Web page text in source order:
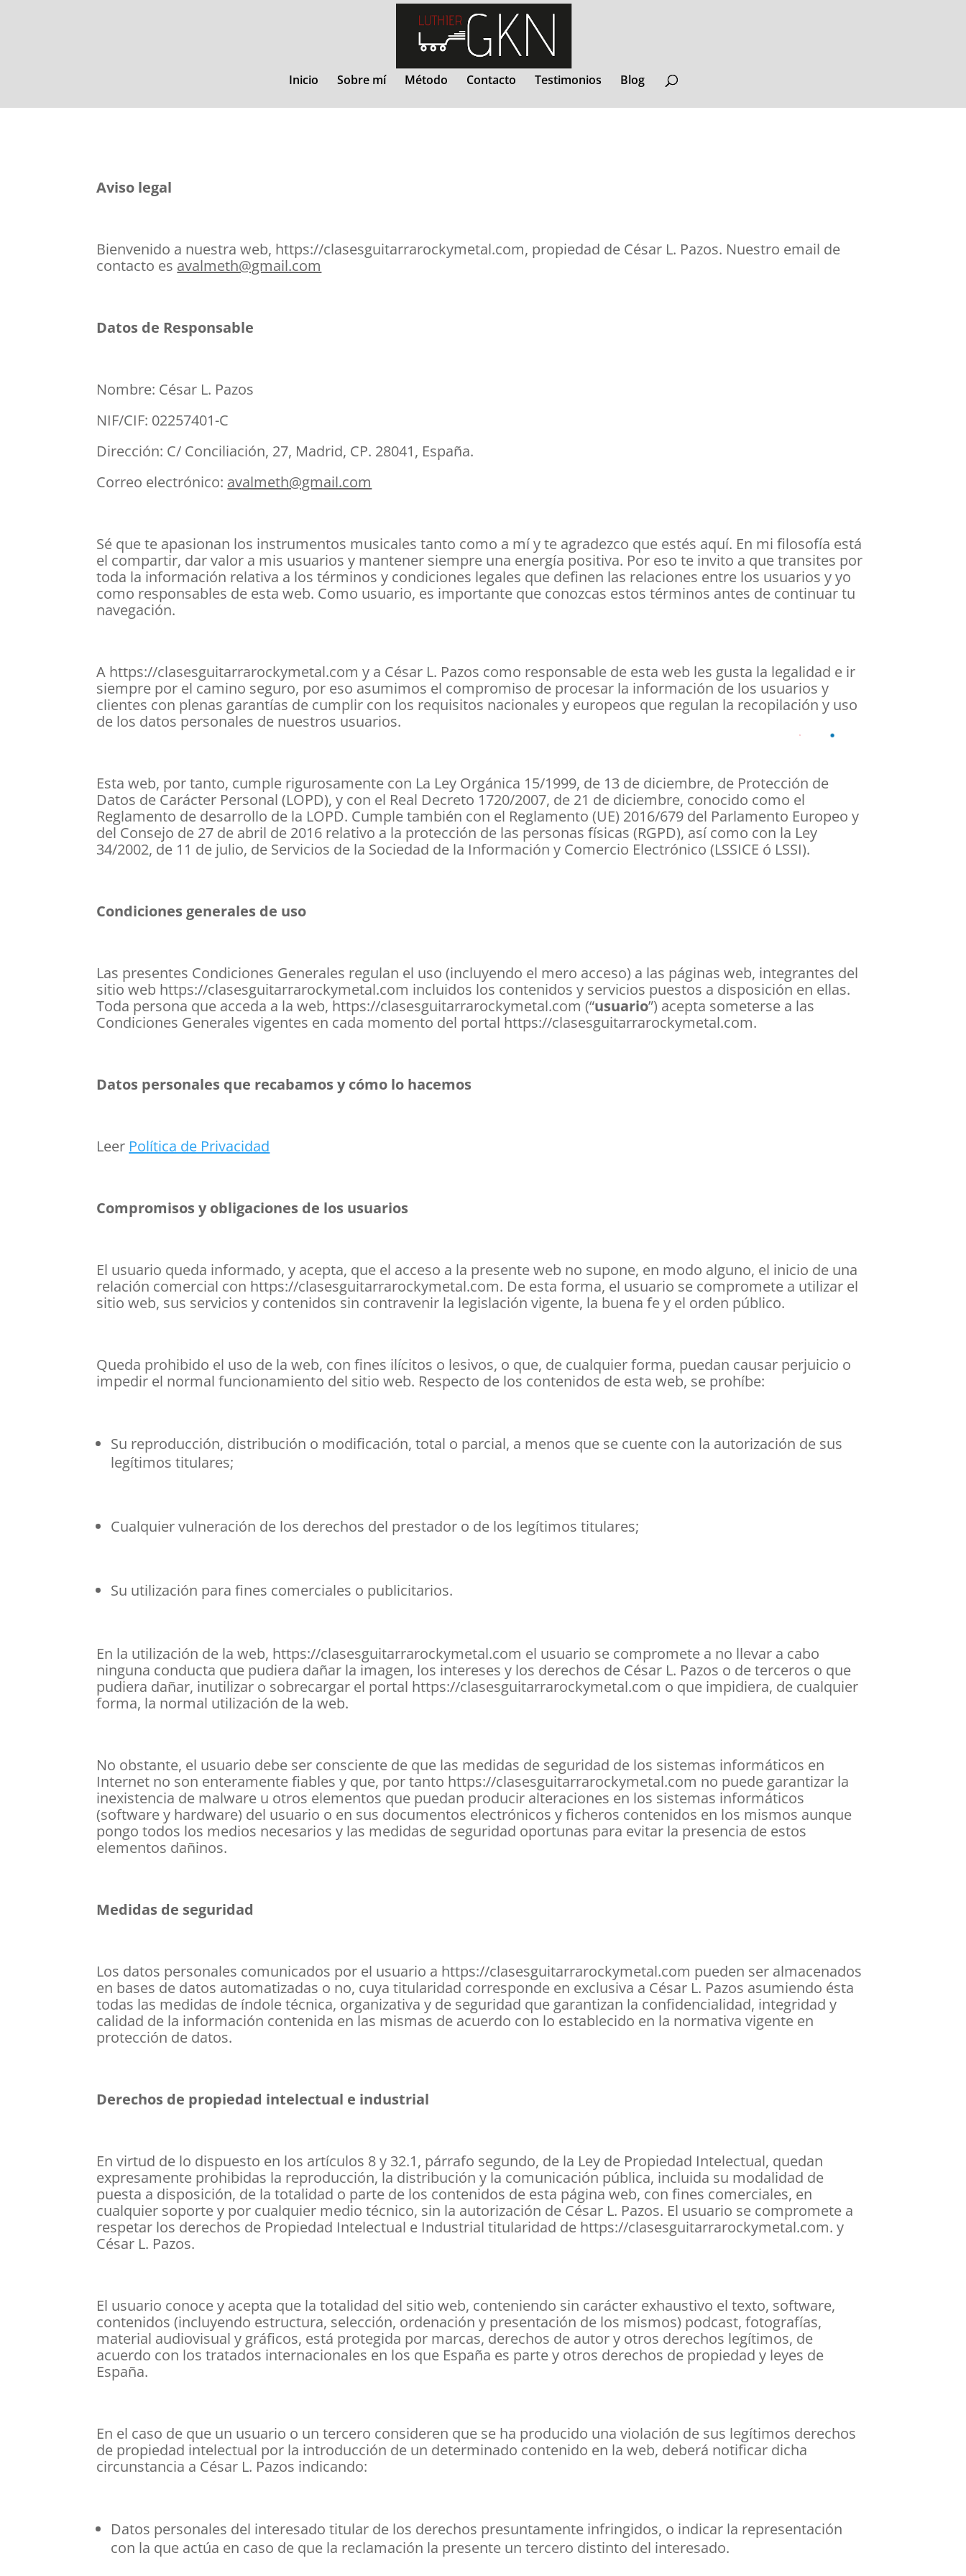
Inicio Sobre mí Método Contacto Testimonios Blog
Aviso legal
Bienvenido a nuestra web, https://clasesguitarrarockymetal.com, propiedad de César L. Pazos. Nuestro email de
contacto es avalmeth@gmail.com
Datos de Responsable
Nombre: César L. Pazos
NIF/CIF: 02257401-C
Dirección: C/ Conciliación, 27, Madrid, CP. 28041, España.
Correo electrónico: avalmeth@gmail.com
Sé que te apasionan los instrumentos musicales tanto como a mí y te agradezco que estés aquí. En mi filosofía está
el compartir, dar valor a mis usuarios y mantener siempre una energía positiva. Por eso te invito a que transites por
toda la información relativa a los términos y condiciones legales que definen las relaciones entre los usuarios y yo
como responsables de esta web. Como usuario, es importante que conozcas estos términos antes de continuar tu
navegación.
A https://clasesguitarrarockymetal.com y a César L. Pazos como responsable de esta web les gusta la legalidad e ir
siempre por el camino seguro, por eso asumimos el compromiso de procesar la información de los usuarios y
clientes con plenas garantías de cumplir con los requisitos nacionales y europeos que regulan la recopilación y uso
de los datos personales de nuestros usuarios.
Esta web, por tanto, cumple rigurosamente con La Ley Orgánica 15/1999, de 13 de diciembre, de Protección de
Datos de Carácter Personal (LOPD), y con el Real Decreto 1720/2007, de 21 de diciembre, conocido como el
Reglamento de desarrollo de la LOPD. Cumple también con el Reglamento (UE) 2016/679 del Parlamento Europeo y
del Consejo de 27 de abril de 2016 relativo a la protección de las personas físicas (RGPD), así como con la Ley
34/2002, de 11 de julio, de Servicios de la Sociedad de la Información y Comercio Electrónico (LSSICE ó LSSI).
Condiciones generales de uso
Las presentes Condiciones Generales regulan el uso (incluyendo el mero acceso) a las páginas web, integrantes del
sitio web https://clasesguitarrarockymetal.com incluidos los contenidos y servicios puestos a disposición en ellas.
Toda persona que acceda a la web, https://clasesguitarrarockymetal.com (“usuario”) acepta someterse a las
Condiciones Generales vigentes en cada momento del portal https://clasesguitarrarockymetal.com.
Datos personales que recabamos y cómo lo hacemos
Leer Política de Privacidad
Compromisos y obligaciones de los usuarios
El usuario queda informado, y acepta, que el acceso a la presente web no supone, en modo alguno, el inicio de una
relación comercial con https://clasesguitarrarockymetal.com. De esta forma, el usuario se compromete a utilizar el
sitio web, sus servicios y contenidos sin contravenir la legislación vigente, la buena fe y el orden público.
Queda prohibido el uso de la web, con fines ilícitos o lesivos, o que, de cualquier forma, puedan causar perjuicio o
impedir el normal funcionamiento del sitio web. Respecto de los contenidos de esta web, se prohíbe:
Su reproducción, distribución o modificación, total o parcial, a menos que se cuente con la autorización de sus
legítimos titulares;
Cualquier vulneración de los derechos del prestador o de los legítimos titulares;
Su utilización para fines comerciales o publicitarios.
En la utilización de la web, https://clasesguitarrarockymetal.com el usuario se compromete a no llevar a cabo
ninguna conducta que pudiera dañar la imagen, los intereses y los derechos de César L. Pazos o de terceros o que
pudiera dañar, inutilizar o sobrecargar el portal https://clasesguitarrarockymetal.com o que impidiera, de cualquier
forma, la normal utilización de la web.
No obstante, el usuario debe ser consciente de que las medidas de seguridad de los sistemas informáticos en
Internet no son enteramente fiables y que, por tanto https://clasesguitarrarockymetal.com no puede garantizar la
inexistencia de malware u otros elementos que puedan producir alteraciones en los sistemas informáticos
(software y hardware) del usuario o en sus documentos electrónicos y ficheros contenidos en los mismos aunque
pongo todos los medios necesarios y las medidas de seguridad oportunas para evitar la presencia de estos
elementos dañinos.
Medidas de seguridad
Los datos personales comunicados por el usuario a https://clasesguitarrarockymetal.com pueden ser almacenados
en bases de datos automatizadas o no, cuya titularidad corresponde en exclusiva a César L. Pazos asumiendo ésta
todas las medidas de índole técnica, organizativa y de seguridad que garantizan la confidencialidad, integridad y
calidad de la información contenida en las mismas de acuerdo con lo establecido en la normativa vigente en
protección de datos.
Derechos de propiedad intelectual e industrial
En virtud de lo dispuesto en los artículos 8 y 32.1, párrafo segundo, de la Ley de Propiedad Intelectual, quedan
expresamente prohibidas la reproducción, la distribución y la comunicación pública, incluida su modalidad de
puesta a disposición, de la totalidad o parte de los contenidos de esta página web, con fines comerciales, en
cualquier soporte y por cualquier medio técnico, sin la autorización de César L. Pazos. El usuario se compromete a
respetar los derechos de Propiedad Intelectual e Industrial titularidad de https://clasesguitarrarockymetal.com. y
César L. Pazos.
El usuario conoce y acepta que la totalidad del sitio web, conteniendo sin carácter exhaustivo el texto, software,
contenidos (incluyendo estructura, selección, ordenación y presentación de los mismos) podcast, fotografías,
material audiovisual y gráficos, está protegida por marcas, derechos de autor y otros derechos legítimos, de
acuerdo con los tratados internacionales en los que España es parte y otros derechos de propiedad y leyes de
España.
En el caso de que un usuario o un tercero consideren que se ha producido una violación de sus legítimos derechos
de propiedad intelectual por la introducción de un determinado contenido en la web, deberá notificar dicha
circunstancia a César L. Pazos indicando:
Datos personales del interesado titular de los derechos presuntamente infringidos, o indicar la representación
con la que actúa en caso de que la reclamación la presente un tercero distinto del interesado.